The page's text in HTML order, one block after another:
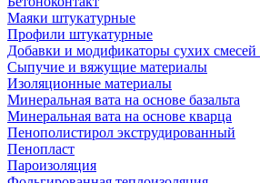
Маяки штукатурные
Профили штукатурные
Добавки и модификаторы сухих смесей
Сыпучие и вяжущие материалы
Изоляционные материалы
Минеральная вата на основе базальта
Минеральная вата на основе кварца
Пенополистирол экструдированный
Пенопласт
Пароизоляция